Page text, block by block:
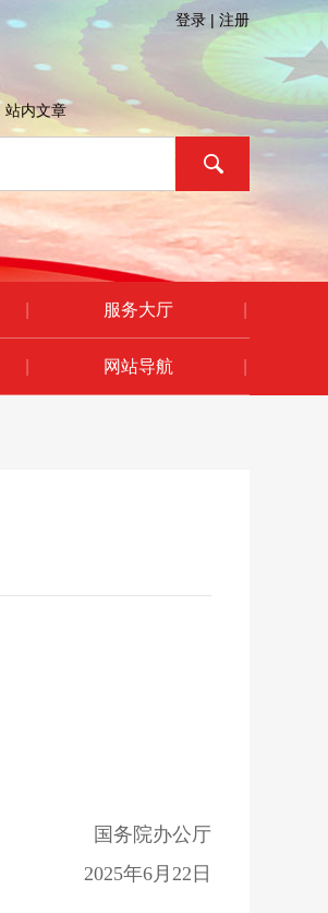
登录 | 注册
站内文章
服务大厅
网站导航
国务院办公厅
2025年6月22日